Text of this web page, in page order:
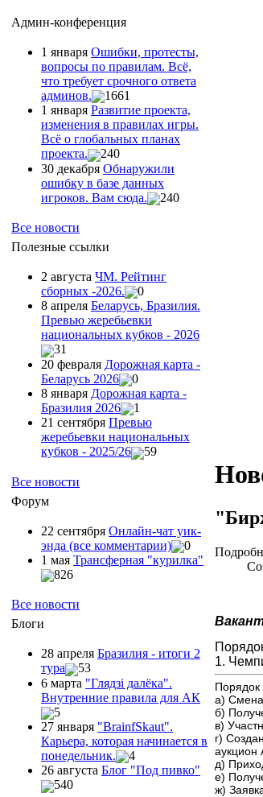
Админ-конференция
1 января Ошибки, протесты,
вопросы по правилам. Всё,
что требует срочного ответа
админов.
1661
1 января Развитие проекта,
изменения в правилах игры.
Всё о глобальных планах
проекта.
240
30 декабря Обнаружили
ошибку в базе данных
игроков. Вам сюда.
240
Все новости
Полезные ссылки
2 августа ЧМ. Рейтинг
сборных -2026.
0
8 апреля Беларусь, Бразилия.
Превью жеребьевки
национальных кубков - 2026
31
20 февраля Дорожная карта -
Беларусь 2026
0
8 января Дорожная карта -
Бразилия 2026
1
21 сентября Превью
жеребьевки национальных
кубков - 2025/26
59
Все новости
Форум
22 сентября Онлайн-чат уик-
энда (все комментарии)
0
1 мая Трансферная "курилка"
826
Все новости
Блоги
28 апреля Бразилия - итоги 2
тура
53
6 марта "Глядзi далёка".
Внутренние правила для АК
5
27 января "ВrainfSkaut".
Карьера, которая начинается в
понедельник.
4
26 августа Блог "Под пивко"
540
1.
Порядок
а) Смена
б)
в)
г)
аукцион
д)
е)
ж)